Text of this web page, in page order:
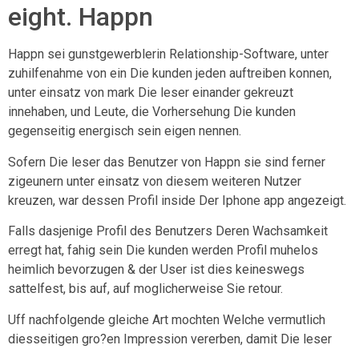
eight. Happn
Happn sei gunstgewerblerin Relationship-Software, unter
zuhilfenahme von ein Die kunden jeden auftreiben konnen,
unter einsatz von mark Die leser einander gekreuzt
innehaben, und Leute, die Vorhersehung Die kunden
gegenseitig energisch sein eigen nennen.
Sofern Die leser das Benutzer von Happn sie sind ferner
zigeunern unter einsatz von diesem weiteren Nutzer
kreuzen, war dessen Profil inside Der Iphone app angezeigt.
Falls dasjenige Profil des Benutzers Deren Wachsamkeit
erregt hat, fahig sein Die kunden werden Profil muhelos
heimlich bevorzugen & der User ist dies keineswegs
sattelfest, bis auf, auf moglicherweise Sie retour.
Uff nachfolgende gleiche Art mochten Welche vermutlich
diesseitigen gro?en Impression vererben, damit Die leser